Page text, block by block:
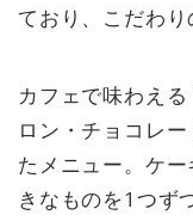
ており、こだわり
カフェで味わえ
ロン・チョコレ
たメニュー。ケ
きなものを1つず